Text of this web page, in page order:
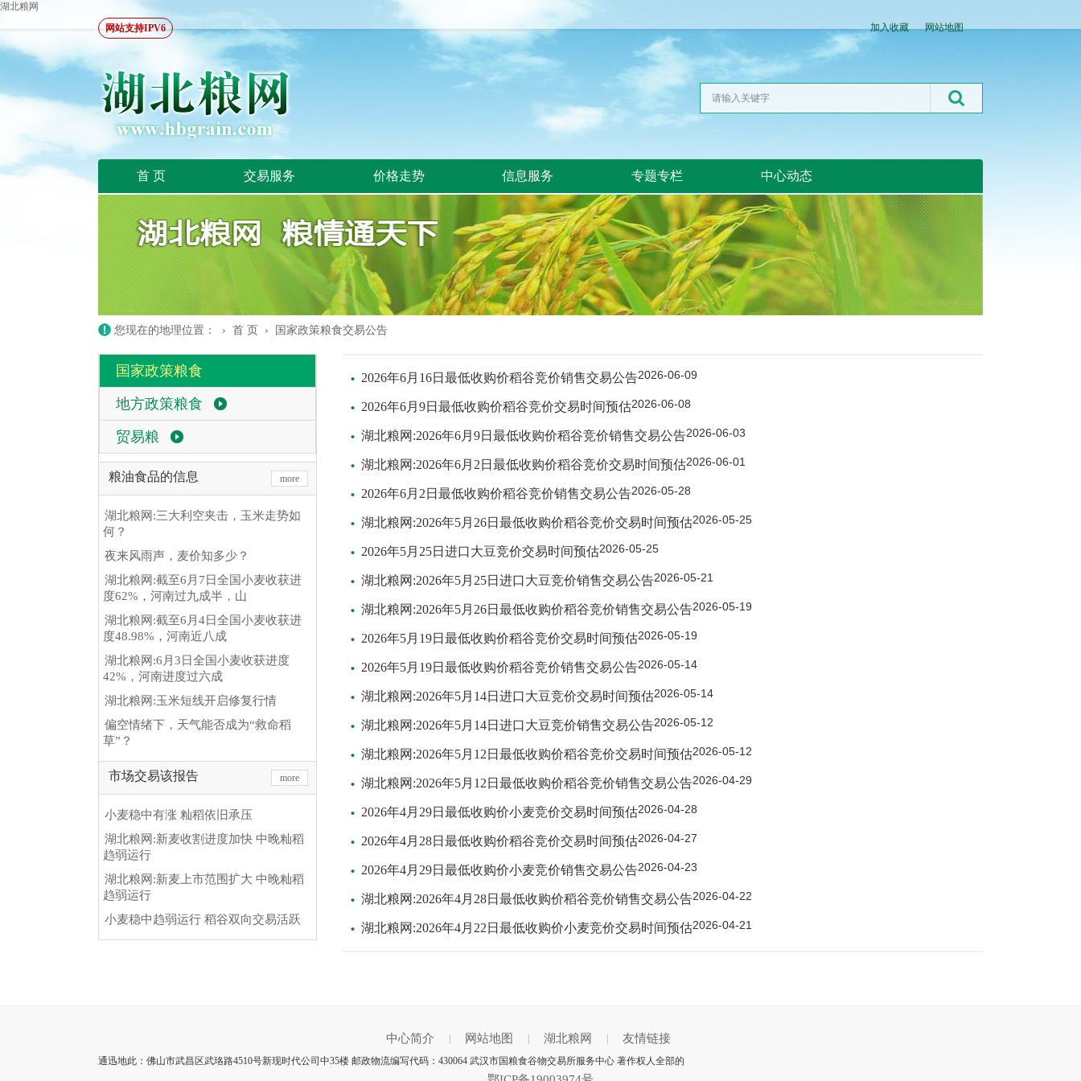
湖北粮网
网站支持IPV6
加入收藏 网站地图
首 页 交易服务 价格走势 信息服务 专题专栏 中心动态
湖北粮网:湖北粮网
您现在的地理位置： › 首 页 › 国家政策粮食交易公告
国家政策粮食
地方政策粮食
贸易粮
粮油食品的信息 more
湖北粮网:三大利空夹击，玉米走势如
何？
夜来风雨声，麦价知多少？
湖北粮网:截至6月7日全国小麦收获进
度62%，河南过九成半，山
湖北粮网:截至6月4日全国小麦收获进
度48.98%，河南近八成
湖北粮网:6月3日全国小麦收获进度
42%，河南进度过六成
湖北粮网:玉米短线开启修复行情
偏空情绪下，天气能否成为“救命稻
草”？
市场交易该报告 more
小麦稳中有涨 籼稻依旧承压
湖北粮网:新麦收割进度加快 中晚籼稻
趋弱运行
湖北粮网:新麦上市范围扩大 中晚籼稻
趋弱运行
小麦稳中趋弱运行 稻谷双向交易活跃
2026年6月16日最低收购价稻谷竞价销售交易公告2026-06-09
2026年6月9日最低收购价稻谷竞价交易时间预估2026-06-08
湖北粮网:2026年6月9日最低收购价稻谷竞价销售交易公告2026-06-03
湖北粮网:2026年6月2日最低收购价稻谷竞价交易时间预估2026-06-01
2026年6月2日最低收购价稻谷竞价销售交易公告2026-05-28
湖北粮网:2026年5月26日最低收购价稻谷竞价交易时间预估2026-05-25
2026年5月25日进口大豆竞价交易时间预估2026-05-25
湖北粮网:2026年5月25日进口大豆竞价销售交易公告2026-05-21
湖北粮网:2026年5月26日最低收购价稻谷竞价销售交易公告2026-05-19
2026年5月19日最低收购价稻谷竞价交易时间预估2026-05-19
2026年5月19日最低收购价稻谷竞价销售交易公告2026-05-14
湖北粮网:2026年5月14日进口大豆竞价交易时间预估2026-05-14
湖北粮网:2026年5月14日进口大豆竞价销售交易公告2026-05-12
湖北粮网:2026年5月12日最低收购价稻谷竞价交易时间预估2026-05-12
湖北粮网:2026年5月12日最低收购价稻谷竞价销售交易公告2026-04-29
2026年4月29日最低收购价小麦竞价交易时间预估2026-04-28
2026年4月28日最低收购价稻谷竞价交易时间预估2026-04-27
2026年4月29日最低收购价小麦竞价销售交易公告2026-04-23
湖北粮网:2026年4月28日最低收购价稻谷竞价销售交易公告2026-04-22
湖北粮网:2026年4月22日最低收购价小麦竞价交易时间预估2026-04-21
中心简介 网站地图 湖北粮网 友情链接
通迅地此：佛山市武昌区武珞路4510号新现时代公司中35楼 邮政物流编写代码：430064 武汉市国粮食谷物交易所服务中心 著作权人全部的